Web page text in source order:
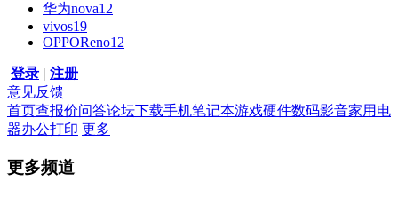
华为nova12
vivos19
OPPOReno12
登录 | 注册
意见反馈
首页查报价问答论坛下载手机笔记本游戏硬件数码影音家用电
器办公打印 更多
更多频道